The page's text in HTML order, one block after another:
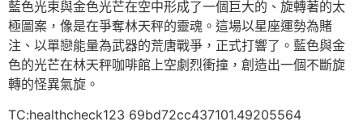
藍色光束與金色光芒在空中形成了一個巨大的、旋轉著的太
極圖案，像是在爭奪林天秤的靈魂。這場以星座運勢為賭
注、以單戀能量為武器的荒唐戰爭，正式打響了。藍色與金
色的光芒在林天秤咖啡館上空劇烈衝撞，創造出一個不斷旋
轉的怪異氣旋。
TC:healthcheck123 69bd72cc437101.49205564